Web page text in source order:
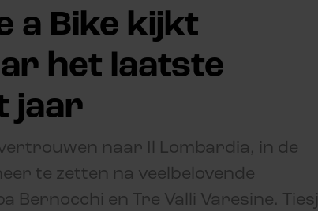
a Bike kijkt
het laatste
jaar
naar Il Lombardia, in de
te zetten na veelbelovende
Bernocchi en Tre Valli Varesine. Tiesj